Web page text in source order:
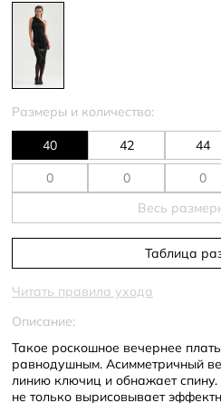
Размеры и количество:
40 42 44
Весь
Таблица
Читать правила ухода
Описание:
Такое роскошное вечернее
равнодушным. Асимметричный
линию ключиц и обнажает
не только вырисовывает